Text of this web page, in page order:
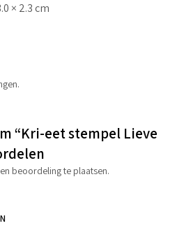
× 2.3 cm
“Kri-eet stempel Lieve
beoordeling te plaatsen.